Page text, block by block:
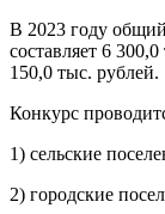
В 2023 году
составляет 6
150,0 тыс. рублей.
Конкурс
1) сельские
2) городские